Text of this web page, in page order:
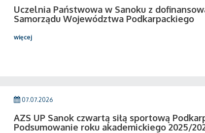
Uczelnia Państwowa w Sanoku z
Samorządu Województwa Podkarpackiego
więcej
07.07.2026
AZS UP Sanok czwartą siłą sportową
Podsumowanie roku akademickiego 2025/